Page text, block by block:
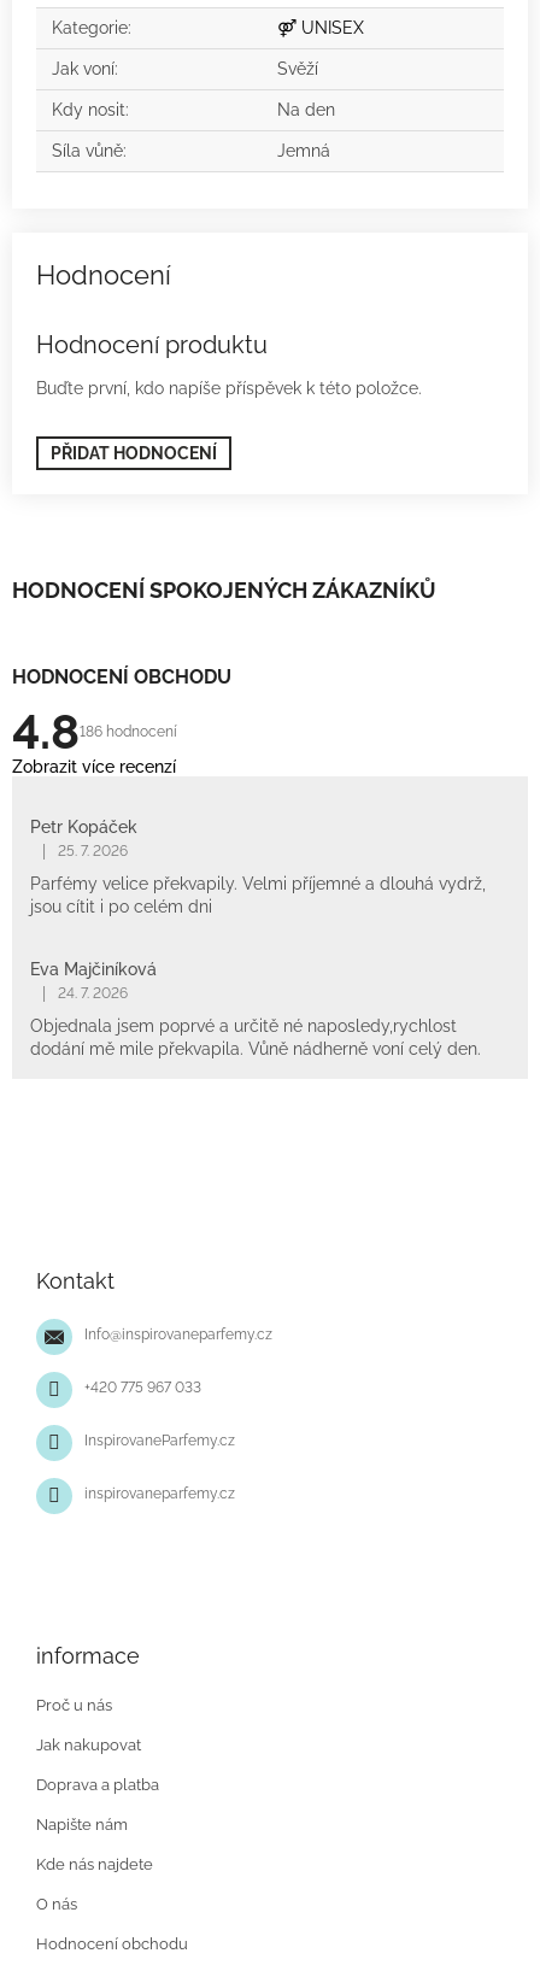
Kategorie: ⚤ UNISEX
Jak voní: Svěží
Kdy nosit: Na den
Síla vůně: Jemná
Hodnocení produktu
Buďte první, kdo napíše příspěvek k této položce.
PŘIDAT HODNOCENÍ
HODNOCENÍ SPOKOJENÝCH ZÁKAZNÍKŮ
HODNOCENÍ OBCHODU
4.8186 hodnocení
Zobrazit více recenzí
Petr Kopáček
25. 7. 2026
Parfémy velice překvapily. Velmi příjemné a dlouhá vydrž,
jsou cítit i po celém dni
Eva Majčiníková
24. 7. 2026
Objednala jsem poprvé a určitě né naposledy,rychlost
dodání mě mile překvapila. Vůně nádherně voní celý den.
Kontakt
Info@inspirovaneparfemy.cz
+420 775 967 033
InspirovaneParfemy.cz
inspirovaneparfemy.cz
informace
Proč u nás
Jak nakupovat
Doprava a platba
Napište nám
Kde nás najdete
O nás
Hodnocení obchodu